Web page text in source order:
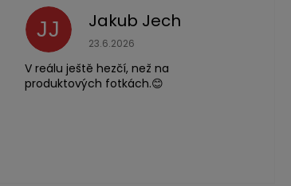
JJ Jakub Jech
Hodnocení obchodu je 5 z 5
23.6.2026
V reálu ještě hezčí, než na
produktových fotkách.😊